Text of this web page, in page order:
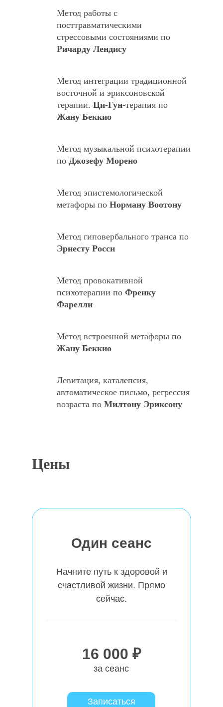
Метод работы с
посттравматическими
стрессовыми состояниями по
Ричарду Лендису
Метод интеграции традиционной
восточной и эриксоновской
терапии. Ци-Гун-терапия по
Жану Беккио
Метод музыкальной психотерапии
по Джозефу Морено
Метод эпистемологической
метафоры по Норману Воотону
Метод гиповербального транса по
Эрнесту Росси
Метод провокативной
психотерапии по Френку
Фарелли
Метод встроенной метафоры по
Жану Беккио
Левитация, каталепсия,
автоматическое письмо, регрессия
возраста по Милтону Эриксону
Цены
16 000 ₽
Один сеанс
Начните путь к здоровой и
счастливой жизни. Прямо
сейчас.
Записаться
за сеанс